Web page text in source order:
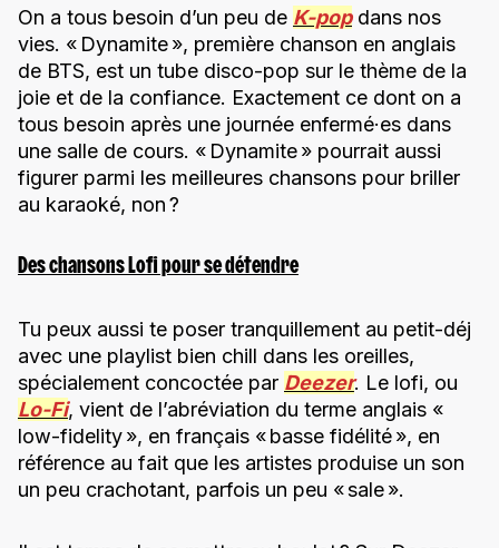
On a tous besoin d’un peu de K-popdans nos
vies. « Dynamite », première chanson en anglais
de BTS, est un tube disco-pop sur le thème de la
joie et de la confiance. Exactement ce dont on a
tous besoin après une journée enfermé·es dans
une salle de cours. « Dynamite » pourrait aussi
figurer parmi les meilleures chansons pour briller
au karaoké, non ?
Des chansons Lofi pour se détendre
Tu peux aussi te poser tranquillement au petit-déj
avec une playlist bien chill dans les oreilles,
spécialement concoctée par Deezer. Le lofi, ou
Lo-Fi, vient de l’abréviation du terme anglais «
low-fidelity », en français « basse fidélité », en
référence au fait que les artistes produise un son
un peu crachotant, parfois un peu « sale ».